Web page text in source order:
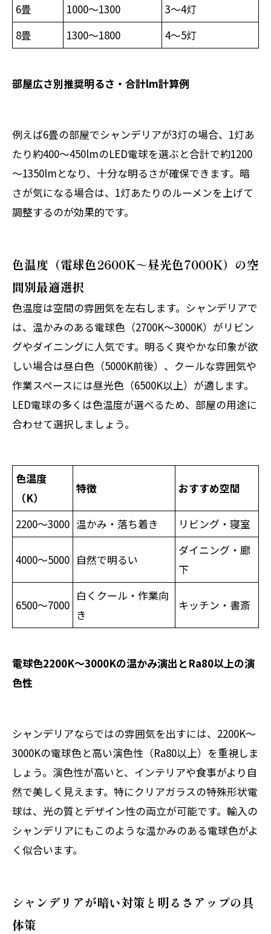
6畳
1000～1300
3～4灯
8畳
1300～1800 4～5灯
部屋広さ別推奨明るさ・合計lm計算例
例えば6畳の部屋でシャンデリアが3灯の場合、1灯あ
たり約400～450lmのLED電球を選ぶと合計で約1200
～1350lmとなり、十分な明るさが確保できます。暗
さが気になる場合は、1灯あたりのルーメンを上げて
調整するのが効果的です。
色温度（電球色2600K～昼光色7000K）の空
間別最適選択
色温度は空間の雰囲気を左右します。シャンデリアで
は、温かみのある電球色（2700K～3000K）がリビン
グやダイニングに人気です。明るく爽やかな印象が欲
しい場合は昼白色（5000K前後）、クールな雰囲気や
作業スペースには昼光色（6500K以上）が適します。
LED電球の多くは色温度が選べるため、部屋の用途に
合わせて選択しましょう。
色温度
（K）
特徴 おすすめ空間
2200～3000 温かみ・落ち着き リビング・寝室
4000～5000 自然で明るい
ダイニング・廊
下
6500～7000
白くクール・作業向
き
キッチン・書斎
電球色2200K～3000Kの温かみ演出とRa80以上の演
色性
シャンデリアならではの雰囲気を出すには、2200K～
3000Kの電球色と高い演色性（Ra80以上）を重視しま
しょう。演色性が高いと、インテリアや食事がより自
然で美しく見えます。特にクリアガラスの特殊形状電
球は、光の質とデザイン性の両立が可能です。輸入の
シャンデリアにもこのような温かみのある電球色がよ
く似合います。
シャンデリアが暗い対策と明るさアップの具
体策